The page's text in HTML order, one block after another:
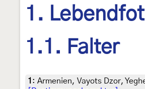
1.
1.1. Falter
1 : Armenien, Vayots Dzor,